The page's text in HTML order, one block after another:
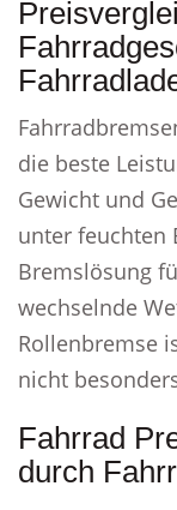
die beste
Gewicht und
unter feuchten
Bremslösung
wechselnde
Rollenbremse
nicht
Fahrrad
durch